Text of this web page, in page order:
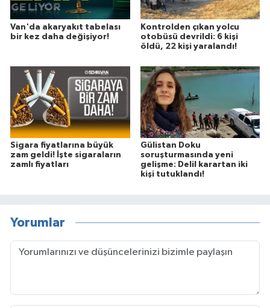
Van'da akaryakıt tabelası
bir kez daha değişiyor!
Kontrolden çıkan yolcu
otobüsü devrildi: 6 kişi
öldü, 22 kişi yaralandı!
Sigara fiyatlarına büyük
zam geldi! İşte sigaraların
zamlı fiyatları
Gülistan Doku
soruşturmasında yeni
gelişme: Delil karartan iki
kişi tutuklandı!
Yorumlar